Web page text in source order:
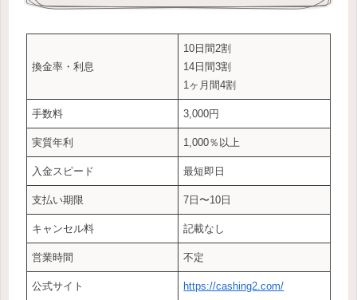
換金率・利息
10日間2割
14日間3割
1ヶ月間4割
手数料 3,000円
実質年利 1,000％以上
入金スピード 最短即日
支払い期限 7日〜10日
キャンセル料 記載なし
営業時間 不定
公式サイト https://cashing2.com/